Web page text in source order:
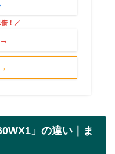
！／
」の違い｜ま